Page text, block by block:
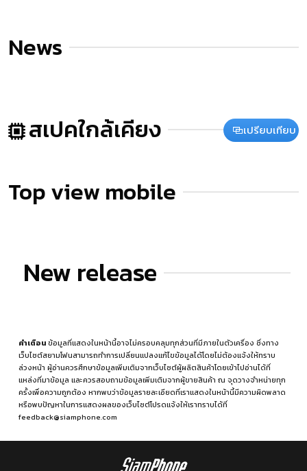
News
สเปคใกล้เคียง เปรียบเทียบ
Top view mobile
New release
คำเตือนข้อมูลที่แสดงในหน้านี้อาจไม่ครอบคลุมทุกส่วนที่มีภายในตัวเครื่อง ซึ่งทาง
เว็บไซต์สยามโฟนสามารถทำการเปลี่ยนแปลงแก้ไขข้อมูลได้โดยไม่ต้องแจ้งให้ทราบ
ล่วงหน้า ผู้อ่านควรศึกษาข้อมูลเพิ่มเติมจากเว็บไซต์ผู้ผลิตสินค้าโดยเข้าไปอ่านได้ที่
แหล่งที่มาข้อมูล และควรสอบถามข้อมูลเพิ่มเติมจากผู้ขายสินค้า ณ จุดวางจำหน่ายทุก
ครั้งเพื่อความถูกต้อง หากพบว่าข้อมูลรายละเอียดที่เราแสดงในหน้านี้มีความผิดพลาด
หรือพบปัญหาในการแสดงผลของเว็บไซต์โปรดแจ้งให้เราทราบได้ที่
feedback@siamphone.com